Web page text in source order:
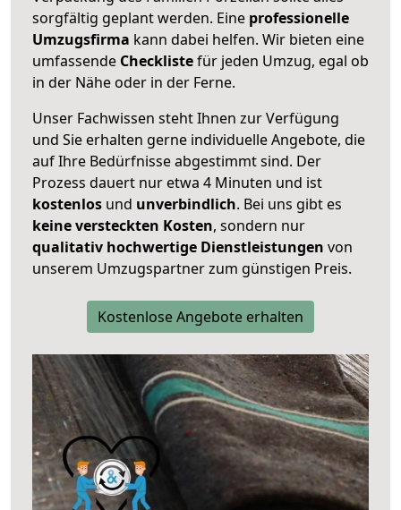
sorgfältig geplant werden. Eine professionelle
Umzugsfirma kann dabei helfen. Wir bieten eine
umfassende Checklistefür jeden Umzug, egal ob
in der Nähe oder in der Ferne.
Unser Fachwissen steht Ihnen zur Verfügung
und Sie erhalten gerne individuelle Angebote, die
auf Ihre Bedürfnisse abgestimmt sind. Der
Prozess dauert nur etwa 4 Minuten und ist
kostenlos und unverbindlich. Bei uns gibt es
keine versteckten Kosten, sondern nur
qualitativ hochwertige Dienstleistungen von
unserem Umzugspartner zum günstigen Preis.
Kostenlose Angebote erhalten